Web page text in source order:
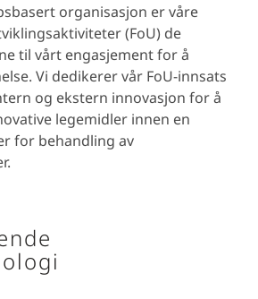
organisasjon er våre
(FoU) de
til vårt engasjement for å
Vi dedikerer vår FoU-innsats
og ekstern innovasjon for å
legemidler innen en
for behandling av